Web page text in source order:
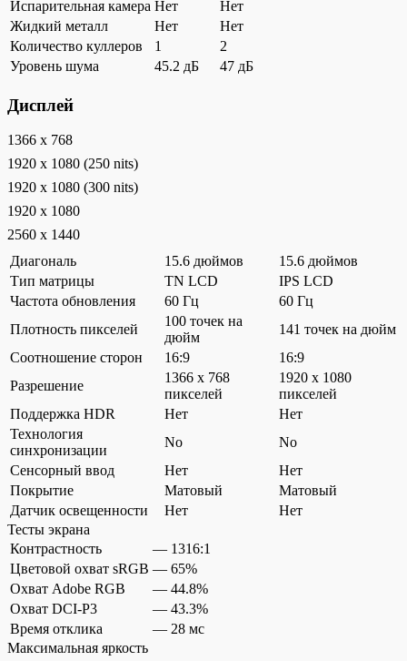
Испарительная камера Нет
Нет
Жидкий металл
Нет
Нет
Количество куллеров
1
2
Уровень шума
45.2 дБ 47 дБ
Дисплей
1366 x 768
1920 x 1080 (250 nits)
1920 x 1080 (300 nits)
1920 x 1080
2560 x 1440
Диагональ
15.6 дюймов
15.6 дюймов
Тип матрицы
TN LCD
IPS LCD
Частота обновления
60 Гц
60 Гц
Плотность пикселей
100 точек на
дюйм
141 точек на дюйм
Соотношение сторон
16:9
16:9
Разрешение
1366 x 768
пикселей
1920 x 1080
пикселей
Поддержка HDR
Нет
Нет
Технология
синхронизации
No
No
Сенсорный ввод
Нет
Нет
Покрытие
Матовый
Матовый
Датчик освещенности
Нет
Нет
Тесты экрана
Контрастность
— 1316:1
Цветовой охват sRGB — 65%
Охват Adobe RGB
— 44.8%
Охват DCI-P3
— 43.3%
Время отклика
— 28 мс
Максимальная яркость